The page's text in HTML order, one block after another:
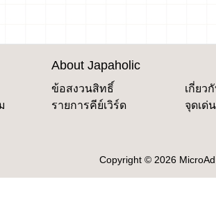
About Japaholic
ข้อสงวนสิทธิ์
เกี่ยว
รายการคีย์เวิร์ด
จุดเด่
Copyright © 2026 MicroAd